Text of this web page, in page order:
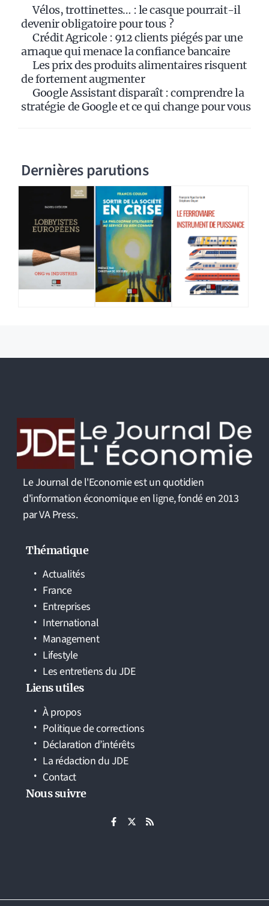
Vélos, trottinettes… : le casque pourrait-il
devenir obligatoire pour tous ?
Crédit Agricole : 912 clients piégés par une
arnaque qui menace la confiance bancaire
Les prix des produits alimentaires risquent
de fortement augmenter
Google Assistant disparaît : comprendre la
stratégie de Google et ce qui change pour vous
Dernières parutions
Le Journal de l'Economie est un quotidien
d'information économique en ligne, fondé en 2013
par VA Press.
Thématique
Actualités
France
Entreprises
International
Management
Lifestyle
Les entretiens du JDE
Liens utiles
À propos
Politique de corrections
Déclaration d’intérêts
La rédaction du JDE
Contact
Nous suivre